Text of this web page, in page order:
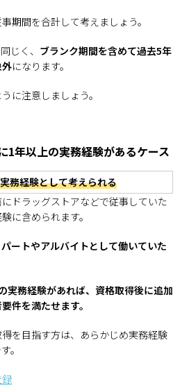
期間を合計して考えましょう。
じく、 ブランク期間を含めて過去5年
になります。
に注意しましょう。
1年以上の実務経験があるケース
務経験として考えられる
ドラッグストアなどで従事していた
に含められます。
パートやアルバイトとして働いていた
実務経験があれば、資格取得後に追加
件を満たせます。
を目指す方は、あらかじめ実務経験
。
録